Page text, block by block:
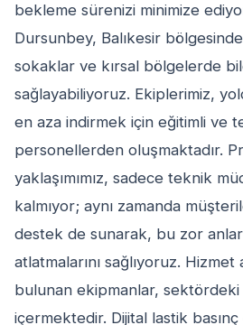
bekleme sürenizi minimize
Dursunbey, Balıkesir
sokaklar ve kırsal bölgelerde
sağlayabiliyoruz. Ekiplerimiz,
en aza indirmek için eğitimli ve
personellerden oluşmaktadır.
yaklaşımımız, sadece teknik
kalmıyor; aynı zamanda
destek de sunarak, bu zor
atlatmalarını sağlıyoruz. Hizmet
bulunan ekipmanlar,
içermektedir. Dijital lastik basınç